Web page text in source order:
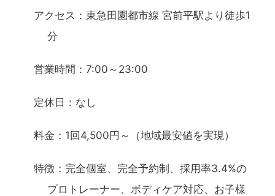
アクセス：東急田園都市線 宮前平駅より徒歩1
分
営業時間：7:00～23:00
定休日：なし
料金：1回4,500円～（地域最安値を実現）
特徴：完全個室、完全予約制、採用率3.4%の
プロトレーナー、ボディケア対応、お子様